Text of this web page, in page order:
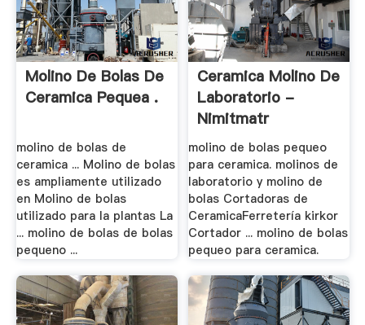
Molino De Bolas De
Ceramica Pequea .
molino de bolas de
ceramica ... Molino de bolas
es ampliamente utilizado
en Molino de bolas
utilizado para la plantas La
... molino de bolas de bolas
pequeno ...
Ceramica Molino De
Laboratorio -
Nimitmatr
molino de bolas pequeo
para ceramica. molinos de
laboratorio y molino de
bolas Cortadoras de
CeramicaFerretería kirkor
Cortador ... molino de bolas
pequeo para ceramica.